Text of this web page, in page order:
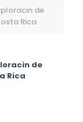
de
Rica
de
Rica